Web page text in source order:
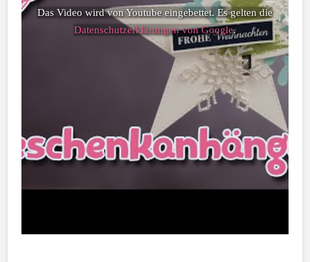
Das Video wird von Youtube eingebettet. Es gelten die
Datenschutzerklärungen von Google.